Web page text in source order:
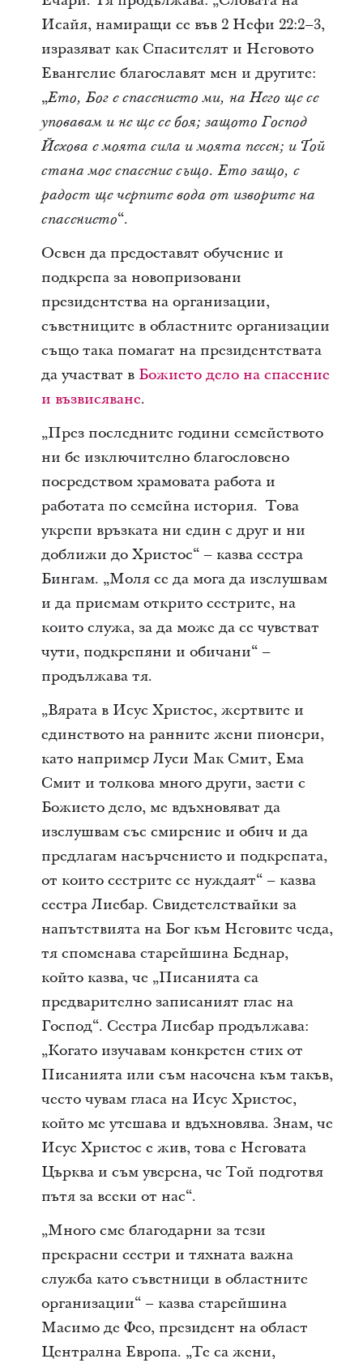
Исайя, намиращи се във 2 Нефи 22:2–3,
изразяват как Спасителят и Неговото
Евангелие благославят мен и другите:
„Ето, Бог е спасението ми, на Него ще се
уповавам и не ще се боя; защото Господ
Йехова е моята сила и моята песен; и Той
стана мое спасение също. Ето защо, с
радост ще черпите вода от изворите на
спасението“.
Освен да предоставят обучение и
подкрепа за новопризовани
президентства на организации,
съветниците в областните организации
също така помагат на президентствата
да участват в Божието дело на спасение
и възвисяване.
„През последните години семейството
ни бе изключително благословено
посредством храмовата работа и
работата по семейна история. Това
укрепи връзката ни един с друг и ни
доближи до Христос“ – казва сестра
Бингам. „Моля се да мога да изслушвам
и да приемам открито сестрите, на
които служа, за да може да се чувстват
чути, подкрепяни и обичани“ –
продължава тя.
„Вярата в Исус Христос, жертвите и
единството на ранните жени пионери,
като например Луси Мак Смит, Ема
Смит и толкова много други, заети с
Божието дело, ме вдъхновяват да
изслушвам със смирение и обич и да
предлагам насърчението и подкрепата,
от които сестрите се нуждаят“ – казва
сестра Лиебар. Свидетелствайки за
напътствията на Бог към Неговите чеда,
тя споменава старейшина Беднар,
който казва, че „Писанията са
предварително записаният глас на
Господ“. Сестра Лиебар продължава:
„Когато изучавам конкретен стих от
Писанията или съм насочена към такъв,
често чувам гласа на Исус Христос,
който ме утешава и вдъхновява. Знам, че
Исус Христос е жив, това е Неговата
Църква и съм уверена, че Той подготвя
пътя за всеки от нас“.
„Много сме благодарни за тези
прекрасни сестри и тяхната важна
служба като съветници в областните
организации“ – казва старейшина
Масимо де Фео, президент на област
Централна Европа. „Те са жени,